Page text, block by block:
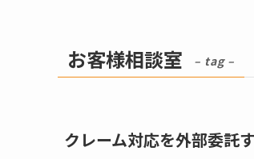
お客様相談室 – tag –
クレーム対応を外部委託